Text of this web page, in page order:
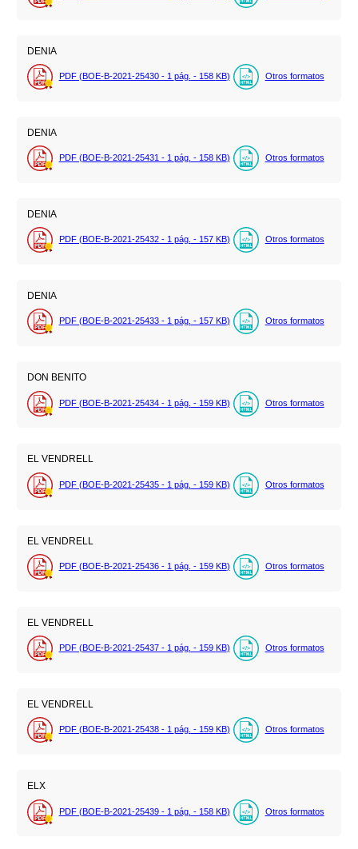
DENIA
PDF (BOE-B-2021-25430 - 1 pág. - 158 KB) Otros formatos
DENIA
PDF (BOE-B-2021-25431 - 1 pág. - 158 KB) Otros formatos
DENIA
PDF (BOE-B-2021-25432 - 1 pág. - 157 KB) Otros formatos
DENIA
PDF (BOE-B-2021-25433 - 1 pág. - 157 KB) Otros formatos
DON BENITO
PDF (BOE-B-2021-25434 - 1 pág. - 159 KB) Otros formatos
EL VENDRELL
PDF (BOE-B-2021-25435 - 1 pág. - 159 KB) Otros formatos
EL VENDRELL
PDF (BOE-B-2021-25436 - 1 pág. - 159 KB) Otros formatos
EL VENDRELL
PDF (BOE-B-2021-25437 - 1 pág. - 159 KB) Otros formatos
EL VENDRELL
PDF (BOE-B-2021-25438 - 1 pág. - 159 KB) Otros formatos
ELX
PDF (BOE-B-2021-25439 - 1 pág. - 158 KB) Otros formatos